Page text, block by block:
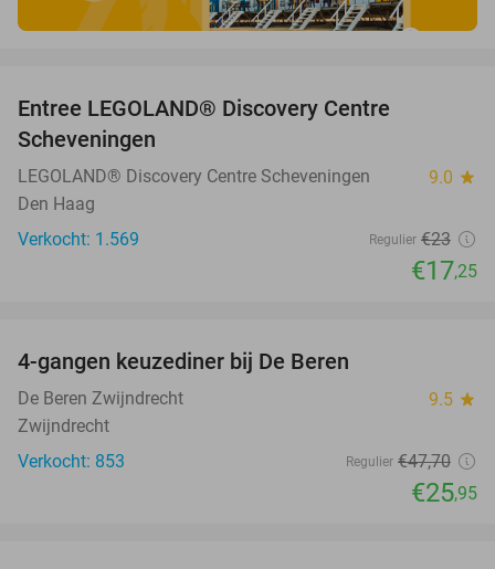
Entree LEGOLAND® Discovery Centre
Scheveningen
LEGOLAND® Discovery Centre Scheveningen 9.0 star
Den Haag
Verkocht: 1.569
Regulier €23
€17,25
4-gangen keuzediner bij De Beren
De Beren Zwijndrecht 9.5 star
Zwijndrecht
Verkocht: 853
Regulier €47,70
€25,95